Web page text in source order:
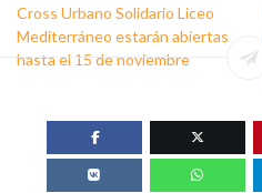
Cross Urbano Solidario Liceo
Mediterráneo estarán abiertas
hasta el 15 de noviembre